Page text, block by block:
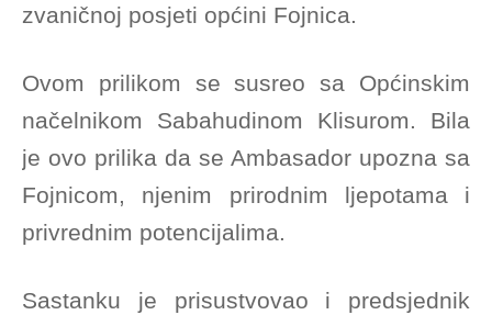
zvaničnoj posjeti općini Fojnica.
Ovom prilikom se susreo sa Općinskim
načelnikom Sabahudinom Klisurom. Bila
je ovo prilika da se Ambasador upozna sa
Fojnicom, njenim prirodnim ljepotama i
privrednim potencijalima.
Sastanku je prisustvovao i predsjednik